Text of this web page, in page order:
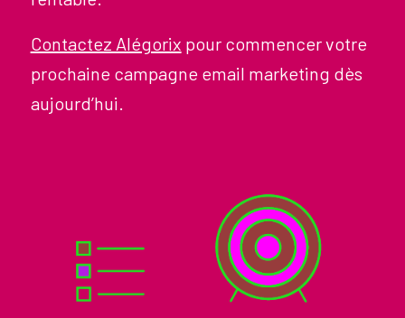
Contactez Alégorix pour commencer votre
prochaine campagne email marketing dès
aujourd’hui.